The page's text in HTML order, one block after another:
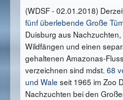
(WDSF - 02.01.2018)
fünf überlebende Große
Duisburg aus
Wildfängen und einen
gehaltenen Amazonas-
verzeichnen sind mdst. 68
und Wale seit 1965 im Zoo
Nachzuchten bei den